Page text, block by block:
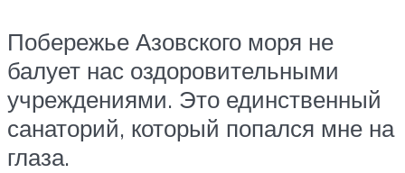
Побережье Азовского моря не
балует нас оздоровительными
учреждениями. Это единственный
санаторий, который попался мне на
глаза.